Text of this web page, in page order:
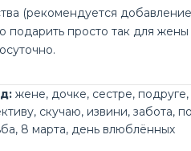
(рекомендуется
подарить просто так для жены
жене, дочке, сестре, подруге
, скучаю, извини,забота,
, 8 марта, день влюблённых